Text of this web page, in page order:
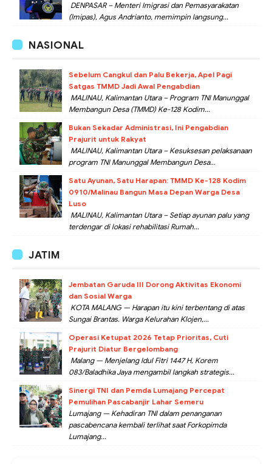
DENPASAR – Menteri Imigrasi dan Pemasyarakatan
(Imipas), Agus Andrianto, memimpin langsung...
NASIONAL
Sebelum Cangkul dan Palu Bekerja, Apel Pagi
Satgas TMMD Jadi Awal Pengabdian
MALINAU, Kalimantan Utara – Program TNI Manunggal
Membangun Desa (TMMD) Ke-128 Kodim...
Bukan Sekadar Administrasi, Ini Pengabdian
Prajurit untuk Rakyat
MALINAU, Kalimantan Utara – Kesuksesan pelaksanaan
program TNI Manunggal Membangun Desa...
Satu Ayunan, Satu Harapan: TMMD Ke-128 Kodim
0910/Malinau Bangun Masa Depan Warga Desa
Luso
MALINAU, Kalimantan Utara – Setiap ayunan palu yang
terdengar di lokasi rehabilitasi Rumah...
JATIM
Jembatan Garuda III Dorong Aktivitas Ekonomi
dan Sosial Warga
KOTA MALANG — Harapan itu kini terbentang di atas
Sungai Brantas. Warga Kelurahan Klojen,...
Operasi Ketupat 2026 Tetap Prioritas, Cuti
Prajurit Diatur Bergelombang
Malang — Menjelang Idul Fitri 1447 H, Korem
083/Baladhika Jaya mengambil langkah strategis...
Sinergi TNI dan Pemda Lumajang Percepat
Pemulihan Pascabanjir Lahar Semeru
Lumajang — Kehadiran TNI dalam penanganan
pascabencana kembali terlihat saat Forkopimda
Lumajang...